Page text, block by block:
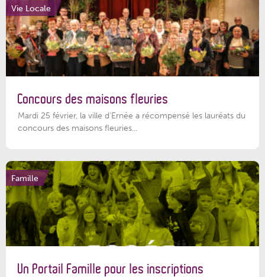
Vie Locale
Concours des maisons fleuries
Mardi 25 février, la ville d'Ernée a récompensé les lauréats du
concours des maisons fleuries...
Famille
Un Portail Famille pour les inscriptions